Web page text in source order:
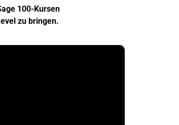
100-Kursen
zu bringen.